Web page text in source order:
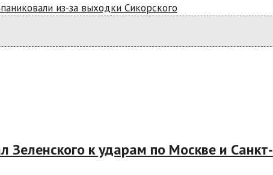
из-за выходки Сикорского
к ударам по Москве и Санкт-